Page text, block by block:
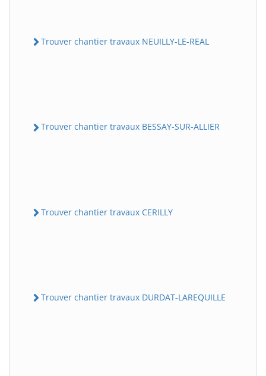
Trouver chantier travaux NEUILLY-LE-REAL
Trouver chantier travaux BESSAY-SUR-ALLIER
Trouver chantier travaux CERILLY
Trouver chantier travaux DURDAT-LAREQUILLE